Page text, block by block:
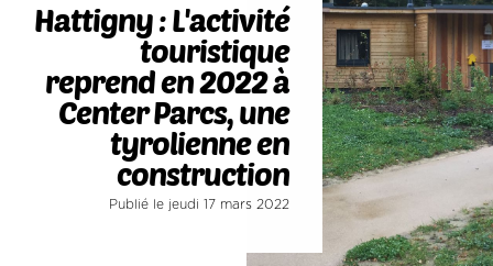
Hattigny : L'activité
touristique
reprend en 2022 à
Center Parcs, une
tyrolienne en
construction
Publié le jeudi 17 mars 2022